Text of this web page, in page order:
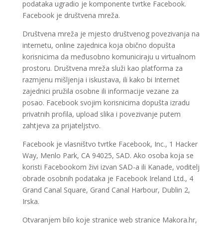
podataka ugradio je komponente tvrtke Facebook.
Facebook je društvena mreža.
Društvena mreža je mjesto društvenog povezivanja na
internetu, online zajednica koja obično dopušta
korisnicima da međusobno komuniciraju u virtualnom
prostoru. Društvena mreža služi kao platforma za
razmjenu mišljenja i iskustava, ili kako bi Internet
zajednici pružila osobne ili informacije vezane za
posao. Facebook svojim korisnicima dopušta izradu
privatnih profila, upload slika i povezivanje putem
zahtjeva za prijateljstvo.
Facebook je vlasništvo tvrtke Facebook, Inc., 1 Hacker
Way, Menlo Park, CA 94025, SAD. Ako osoba koja se
koristi Facebookom živi izvan SAD-a ili Kanade, voditelj
obrade osobnih podataka je Facebook Ireland Ltd., 4
Grand Canal Square, Grand Canal Harbour, Dublin 2,
Irska.
Otvaranjem bilo koje stranice web stranice Makora.hr,